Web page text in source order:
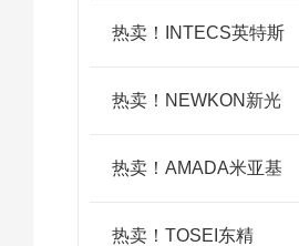
热卖！INTECS英特斯
热卖！NEWKON新光
热卖！AMADA米亚基
热卖！TOSEI东精